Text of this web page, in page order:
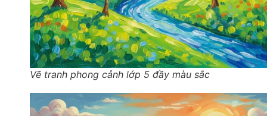
Vẽ tranh phong cảnh lớp 5 đầy màu sắc